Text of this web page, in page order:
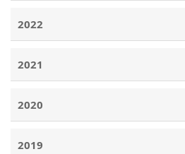
2022
2021
2020
2019